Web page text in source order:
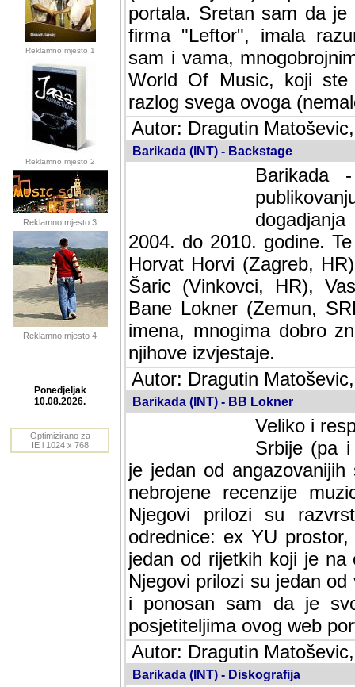
Reklamno mjesto 1
Reklamno mjesto 2
Reklamno mjesto 3
Reklamno mjesto 4
sam da je i moj web
imala razumijevanja za
mnogobrojnim
Music, koji ste ga
ovoga (nemalog) rada.
Autor: Dragutin
Barikada (INT) - Backstage
Barikada
2004. do 2010. godine.
Horvat Horvi (Zagreb,
Šaric (Vinkovci, HR),
Bane Lokner (Zemun,
imena, mnogima dobro
njihove izvjestaje.
Autor: Dragutin
Barikada (INT) - BB Lokner
Veliko i
Srbije (pa i
jedan od angazovanijih
nebrojene recenzije
Njegovi prilozi su
odrednice: ex YU
jedan od rijetkih koji je
Njegovi prilozi su jedan
i ponosan sam da je
posjetiteljima ovog web
Autor: Dragutin
Barikada (INT) - Diskografija